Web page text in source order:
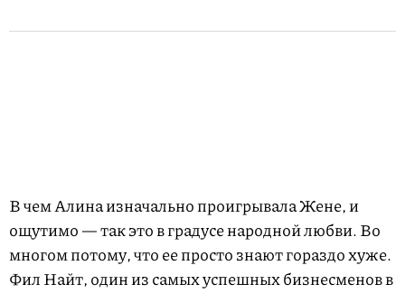
В чем Алина изначально проигрывала Жене, и
ощутимо — так это в градусе народной любви. Во
многом потому, что ее просто знают гораздо хуже.
Фил Найт, один из самых успешных бизнесменов в